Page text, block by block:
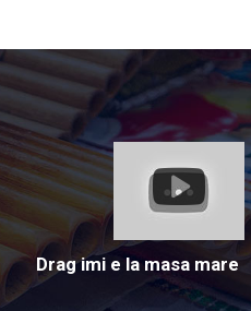
Drag imi e la masa mare